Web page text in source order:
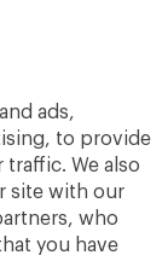
ads,
to provide
traffic. We also
site with our
who
you have